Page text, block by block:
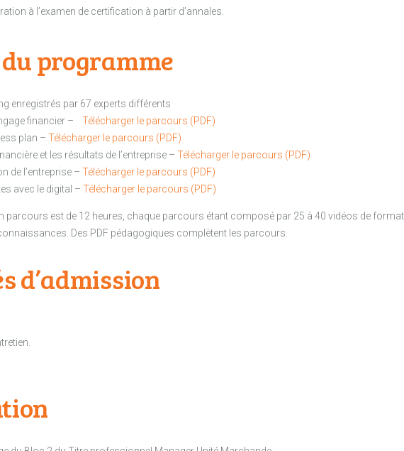
à l’examen de certification à partir d’annales.
programme
enregistrés par 67 experts différents
financier – Télécharger le parcours (PDF)
plan – Télécharger le parcours (PDF)
et les résultats de l’entreprise – Télécharger le parcours (PDF)
de l’entreprise – Télécharger le parcours (PDF)
avec le digital – Télécharger le parcours (PDF)
parcours est de 12 heures, chaque parcours étant composé par 25 à 40 vidéos de
Des PDF pédagogiques complètent les parcours.
d’admission